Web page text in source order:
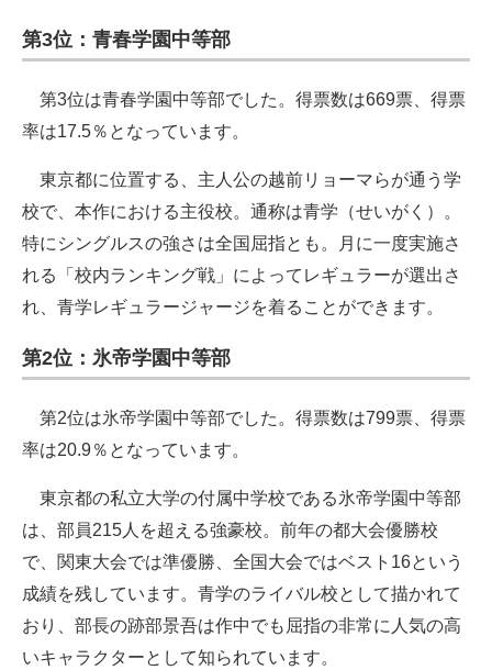
第3位：青春学園中等部
第3位は青春学園中等部でした。得票数は669票、得票
率は17.5％となっています。
東京都に位置する、主人公の越前リョーマらが通う学
校で、本作における主役校。通称は青学（せいがく）。
特にシングルスの強さは全国屈指とも。月に一度実施さ
れる「校内ランキング戦」によってレギュラーが選出さ
れ、青学レギュラージャージを着ることができます。
第2位：氷帝学園中等部
第2位は氷帝学園中等部でした。得票数は799票、得票
率は20.9％となっています。
東京都の私立大学の付属中学校である氷帝学園中等部
は、部員215人を超える強豪校。前年の都大会優勝校
で、関東大会では準優勝、全国大会ではベスト16という
成績を残しています。青学のライバル校として描かれて
おり、部長の跡部景吾は作中でも屈指の非常に人気の高
いキャラクターとして知られています。